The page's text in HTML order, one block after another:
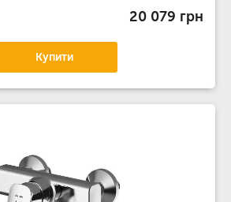
20 079 грн
Купити